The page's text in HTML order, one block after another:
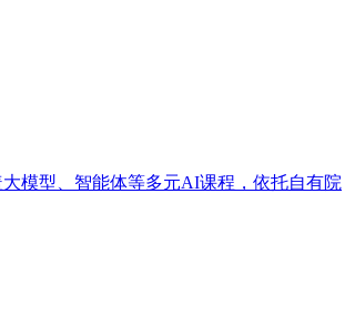
模型、智能体等多元AI课程，依托自有院